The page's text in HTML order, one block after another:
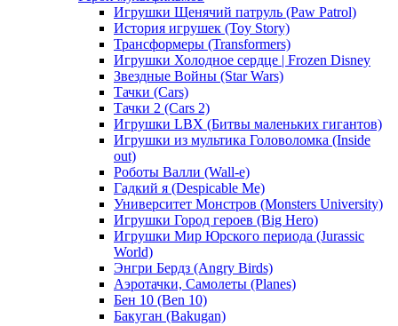
Игрушки Щенячий патруль (Paw Patrol)
История игрушек (Toy Story)
Трансформеры (Transformers)
Игрушки Холодное сердце | Frozen Disney
Звездные Войны (Star Wars)
Тачки (Cars)
Тачки 2 (Cars 2)
Игрушки LBX (Битвы маленьких гигантов)
Игрушки из мультика Головоломка (Inside
out)
Роботы Валли (Wall-e)
Гадкий я (Despicable Me)
Университет Монстров (Monsters University)
Игрушки Город героев (Big Hero)
Игрушки Мир Юрского периода (Jurassic
World)
Энгри Бердз (Angry Birds)
Аэротачки, Самолеты (Planes)
Бен 10 (Ben 10)
Бакуган (Bakugan)